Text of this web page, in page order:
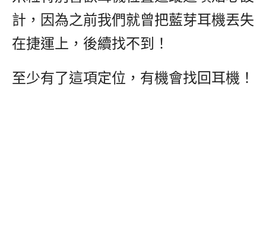
計，因為之前我們就曾把藍芽耳機丟失
在捷運上，後續找不到！
至少有了這項定位，有機會找回耳機！